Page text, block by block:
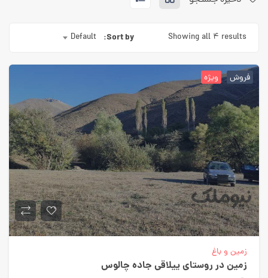
Showing all 4 results
Sort by:
Default
فروش ویژه
زمین و باغ
زمین در روستای ییلاقی جاده چالوس